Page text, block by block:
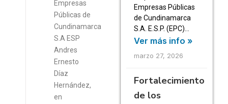
Empresas
Públicas de
Cundinamarca
S.A ESP
Andres
Ernesto
Díaz
Hernández,
en
Empresas Públicas
de Cundinamarca
S.A. E.S.P. (EPC)…
Ver más info »
marzo 27, 2026
Fortalecimiento
de los